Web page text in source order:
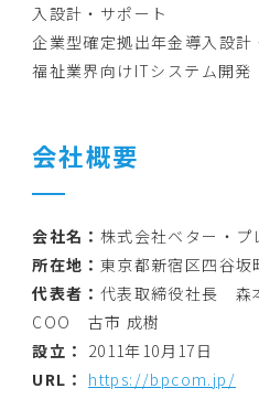
入設計・サポート
企業型確定拠出年金導入設計
福祉業界向けITシステム開発
会社概要
会社名： 株式会社ベター・プ
所在地： 東京都新宿区四谷坂
代表者： 代表取締役社長 森
COO 古市 成樹
設立： 2011年10月17日
URL： https://bpcom.jp/